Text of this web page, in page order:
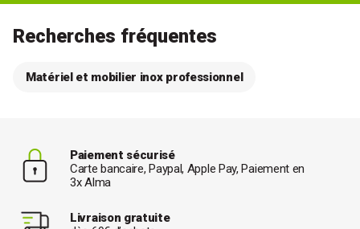
Recherches fréquentes
Matériel et mobilier inox professionnel
Paiement sécurisé
Carte bancaire, Paypal, Apple Pay, Paiement en
3x Alma
Livraison gratuite